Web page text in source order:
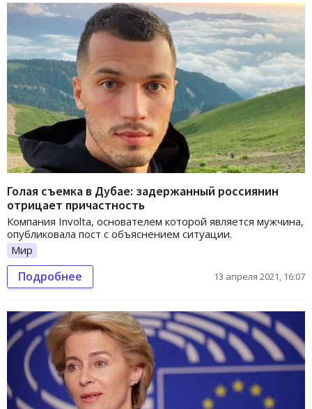
Голая съемка в Дубае: задержанный россиянин
отрицает причастность
Компания Involta, основателем которой является мужчина,
опубликовала пост с объяснением ситуации.
Мир
Подробнее 13 апреля 2021, 16:07